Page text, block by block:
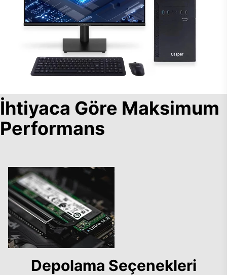
İhtiyaca Göre Maksimum
Performans
Depolama Seçenekleri